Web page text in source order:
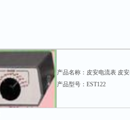
产品名称：皮安电流表 皮
产品型号：EST122